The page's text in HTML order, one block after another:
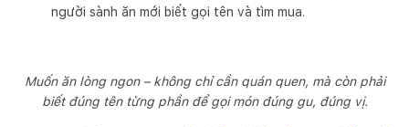
người sành ăn mới biết gọi tên và tìm mua.
Muốn ăn lòng ngon – không chỉ cần quán quen, mà còn phải
biết đúng tên từng phần để gọi món đúng gu, đúng vị.